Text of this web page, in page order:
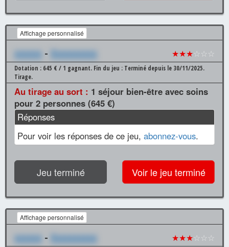
Affichage personnalisé
xxxxxx - Xxxxxxxxxx ★★★☆☆☆
Dotation : 645 € / 1 gagnant. Fin du jeu : Terminé depuis le 30/11/2025.
Tirage.
Au tirage au sort : 1 séjour bien-être avec soins
pour 2 personnes (645 €)
Réponses
Pour voir les réponses de ce jeu, abonnez-vous.
Jeu terminé Voir le jeu terminé
Affichage personnalisé
xxxxxx - Xxxxxxxxxx ★★★☆☆☆